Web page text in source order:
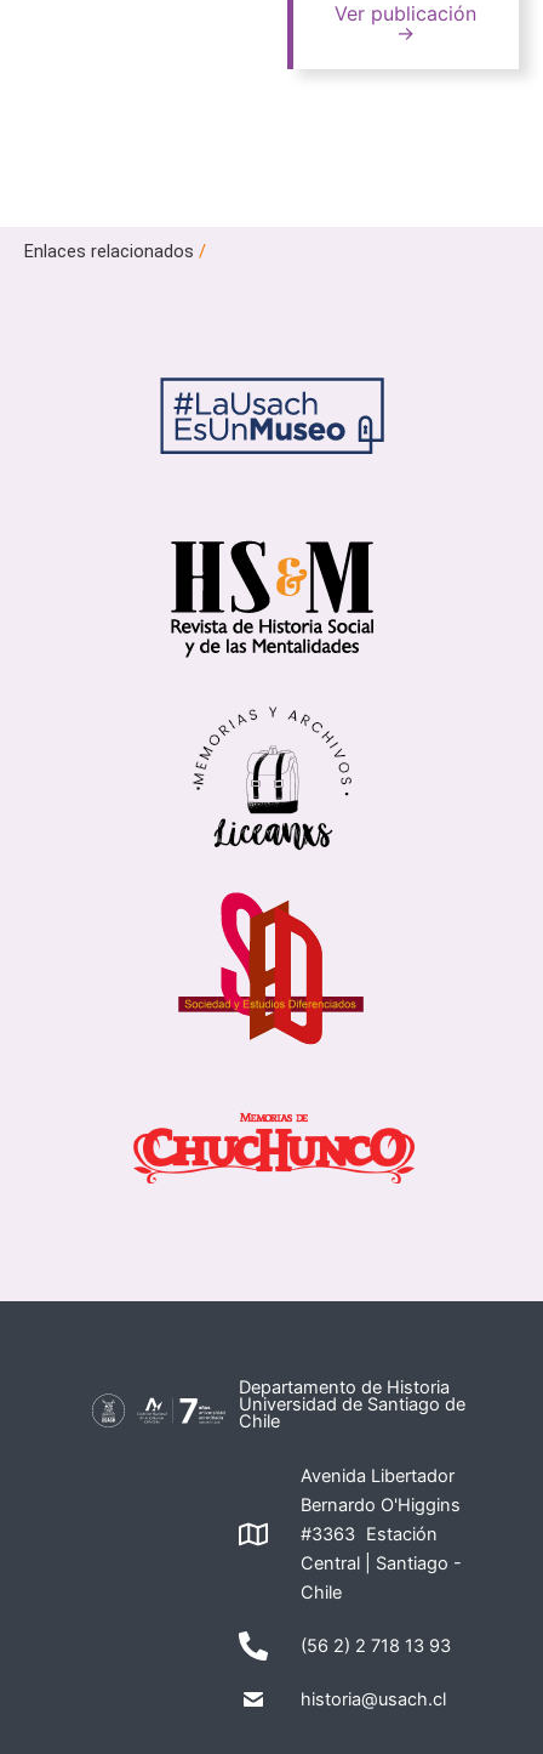
Ver publicación
→
Enlaces relacionados /
Departamento de Historia
Universidad de Santiago de
Chile
Avenida Libertador
Bernardo O'Higgins
#3363 Estación
Central | Santiago -
Chile
(56 2) 2 718 13 93
historia@usach.cl